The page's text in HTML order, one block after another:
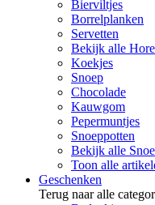
Bierviltjes
Borrelplanken
Servetten
Bekijk alle
Koekjes
Snoep
Chocolade
Kauwgom
Pepermuntjes
Snoeppotten
Bekijk alle
Toon alle
Geschenken
Terug naar alle